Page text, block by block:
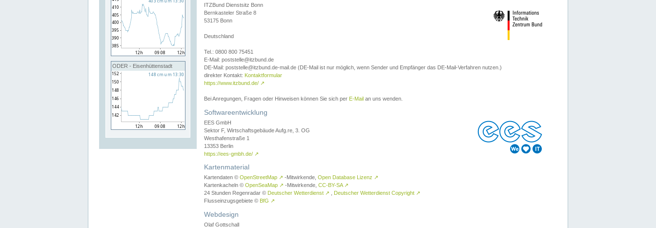
ODER - Eisenhüttenstadt
ITZBund Dienstsitz Bonn
Bernkasteler Straße 8
53175 Bonn
Deutschland
Tel.: 0800 800 75451
E-Mail: poststelle@itzbund.de
DE-Mail: poststelle@itzbund.de-mail.de (DE-Mail ist nur möglich, wenn Sender und Empfänger das DE-Mail-Verfahren nutzen.)
direkter Kontakt: Kontaktformular
https://www.itzbund.de/ ↗
Bei Anregungen, Fragen oder Hinweisen können Sie sich per E-Mail an uns wenden.
Softwareentwicklung
EES GmbH
Sektor F, Wirtschaftsgebäude Aufg.re, 3. OG
Westhafenstraße 1
13353 Berlin
https://ees-gmbh.de/ ↗
Kartenmaterial
Kartendaten © OpenStreetMap ↗ -Mitwirkende, Open Database Lizenz ↗
Kartenkacheln © OpenSeaMap ↗ -Mitwirkende, CC-BY-SA ↗
24 Stunden Regenradar © Deutscher Wetterdienst ↗ Deutscher Wetterdienst Copyright ↗
Flusseinzugsgebiete © BfG ↗
Webdesign
Olaf Gottschall